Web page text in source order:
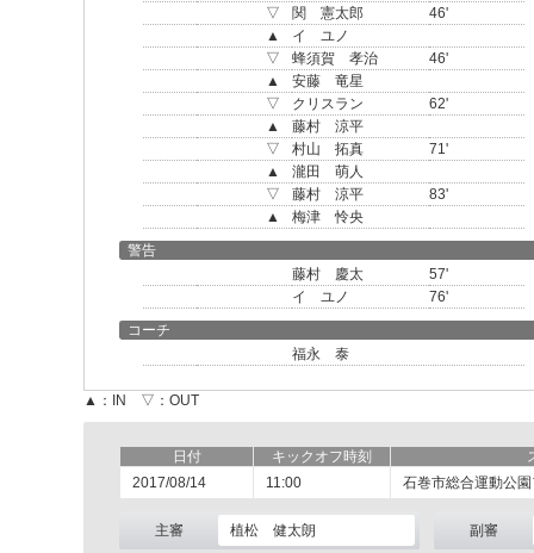
▽
関 憲太郎
46'
▲
イ ユノ
▽
蜂須賀 孝治
46'
▲
安藤 竜星
▽
クリスラン
62'
▲
藤村 涼平
▽
村山 拓真
71'
▲
瀧田 萌人
▽
藤村 涼平
83'
▲
梅津 怜央
警告
藤村 慶太
57'
イ ユノ
76'
コーチ
福永 泰
▲：IN ▽：OUT
日付 キックオフ時刻
2017/08/14
11:00 石巻市総合運動公
主審 植松 健太朗 副審